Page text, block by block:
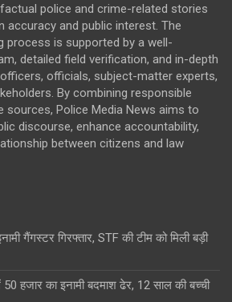
police and crime-related stories
and public interest. The
process is supported by a well-
detailed field verification, and in-depth
officials, subject-matter experts,
By combining responsible
sources, Police Media News aims to
discourse, enhance accountability,
between citizens and law
गैंगस्टर गिरफ्तार, STF की टीम को मिली बड़ी
हजार का इनामी बदमाश ढेर, 12 साल की बच्ची